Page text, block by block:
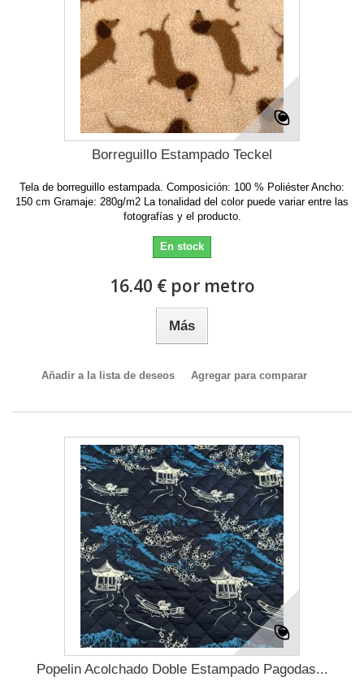
Borreguillo Estampado Teckel
Tela de borreguillo estampada. Composición: 100 % Poliéster Ancho:
150 cm Gramaje: 280g/m2 La tonalidad del color puede variar entre las
fotografías y el producto.
En stock
16.40 € por metro
Más
Añadir a la lista de deseos Agregar para comparar
Popelin Acolchado Doble Estampado Pagodas...